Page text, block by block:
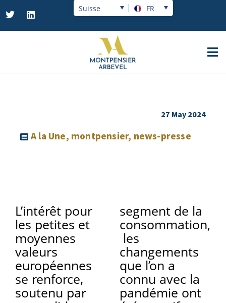
Suisse FR
27 May 2024
A la Une, montpensier, news-presse
L’intérêt pour
les petites et
moyennes
valeurs
européennes
se renforce,
soutenu par
segment de la
consommation,
les
changements
que l’on a
connu avec la
pandémie ont